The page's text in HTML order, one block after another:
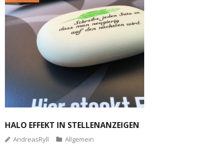
HALO EFFEKT IN STELLENANZEIGEN
AndreasRyll
Allgemein